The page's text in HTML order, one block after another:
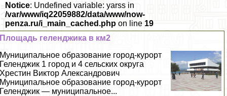
Notice: Undefined variable: yarss in
/var/www/iq22059882/data/www/now-
penza.ru/i_main_cached.php on line 19
Площадь геленджика в км2
Муниципальное образование город-курорт
Геленджик 1 город и 4 сельских округа
Хрестин Виктор Александрович
Муниципальное образование город-курорт
Геленджик — муниципальное...